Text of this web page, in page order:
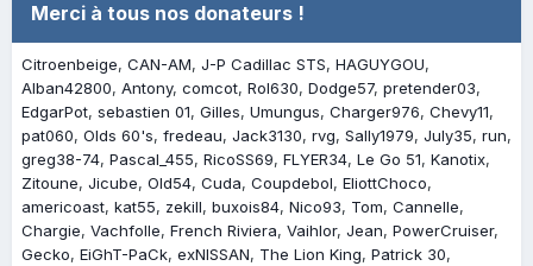
Merci à tous nos donateurs !
Citroenbeige CAN-AM J-P Cadillac STS HAGUYGOU
Alban42800 Antony comcot Rol630 Dodge57 pretender03
EdgarPot sebastien 01 Gilles Umungus Charger976 Chevy11
pat060 Olds 60's fredeau Jack3130 rvg Sally1979 July35 run
greg38-74 Pascal_455 RicoSS69 FLYER34 Le Go 51 Kanotix
Zitoune Jicube Old54 Cuda Coupdebol EliottChoco
americoast kat55 zekill buxois84 Nico93 Tom Cannelle
Chargie Vachfolle French Riviera Vaihlor Jean PowerCruiser
Gecko EiGhT-PaCk exNISSAN The Lion King Patrick 30